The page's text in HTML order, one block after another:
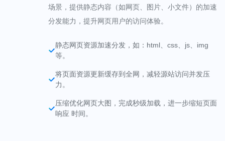
场景，提供静态内容（如网页、图片、小文件）的加速
分发能力，提升网页用户的访问体验。
静态网页资源加速分发，如：html、css、js、img
等。
将页面资源更新缓存到全网，减轻源站访问并发压
力。
压缩优化网页大图，完成秒级加载，进一步缩短页面
响应 时间。